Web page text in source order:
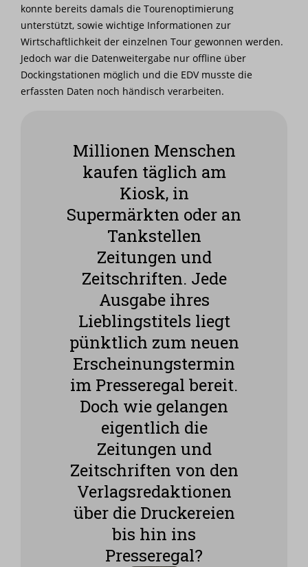
konnte bereits damals die Tourenoptimierung
unterstützt, sowie wichtige Informationen zur
Wirtschaftlichkeit der einzelnen Tour gewonnen werden.
Jedoch war die Datenweitergabe nur offline über
Dockingstationen möglich und die EDV musste die
erfassten Daten noch händisch verarbeiten.
Millionen Menschen
kaufen täglich am
Kiosk, in
Supermärkten oder an
Tankstellen
Zeitungen und
Zeitschriften. Jede
Ausgabe ihres
Lieblingstitels liegt
pünktlich zum neuen
Erscheinungstermin
im Presseregal bereit.
Doch wie gelangen
eigentlich die
Zeitungen und
Zeitschriften von den
Verlagsredaktionen
über die Druckereien
bis hin ins
Presseregal?